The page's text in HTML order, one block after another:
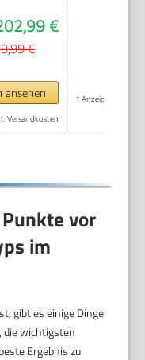
32€
€
ansehen
Versandkosten
* Anzeige
vor
im
gibt es einige Dinge
die wichtigsten
Ergebnis zu